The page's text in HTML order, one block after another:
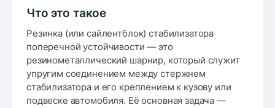
Что это такое
Резинка (или сайлентблок) стабилизатора
поперечной устойчивости — это
резинометаллический шарнир, который служит
упругим соединением между стержнем
стабилизатора и его креплением к кузову или
подвеске автомобиля. Её основная задача —